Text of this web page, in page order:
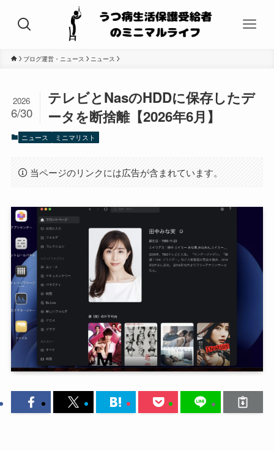
ブログ運営・ニュース ニュース
テレビとNasのHDDに保存したデ
ータを断捨離【2026年6月】
2026
6/30
ニュース ミニマリスト
当ページのリンクには広告が含まれています。